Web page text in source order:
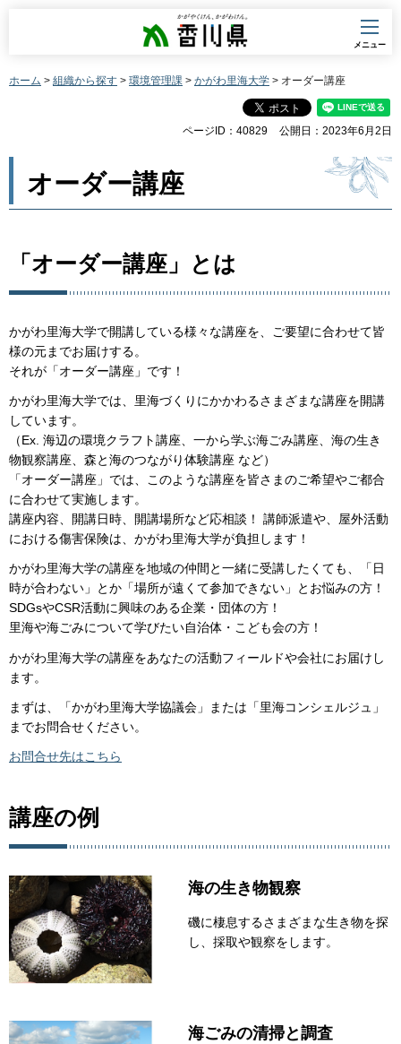
香川県
メニュー
ホーム > 組織から探す > 環境管理課 > かがわ里海大学 > オーダー講座
ページID：40829 公開日：2023年6月2日
オーダー講座
「オーダー講座」とは
かがわ里海大学で開講している様々な講座を、ご要望に合わせて皆
様の元までお届けする。
それが「オーダー講座」です！
かがわ里海大学では、里海づくりにかかわるさまざまな講座を開講
しています。
（Ex. 海辺の環境クラフト講座、一から学ぶ海ごみ講座、海の生き
物観察講座、森と海のつながり体験講座 など）
「オーダー講座」では、このような講座を皆さまのご希望やご都合
に合わせて実施します。
講座内容、開講日時、開講場所など応相談！ 講師派遣や、屋外活動
における傷害保険は、かがわ里海大学が負担します！
かがわ里海大学の講座を地域の仲間と一緒に受講したくても、「日
時が合わない」とか「場所が遠くて参加できない」とお悩みの方！
SDGsやCSR活動に興味のある企業・団体の方！
里海や海ごみについて学びたい自治体・こども会の方！
かがわ里海大学の講座をあなたの活動フィールドや会社にお届けし
ます。
まずは、「かがわ里海大学協議会」または「里海コンシェルジュ」
までお問合せください。
お問合せ先はこちら
講座の例
海の生き物観察
磯に棲息するさまざまな生き物を探
し、採取や観察をします。
海ごみの清掃と調査